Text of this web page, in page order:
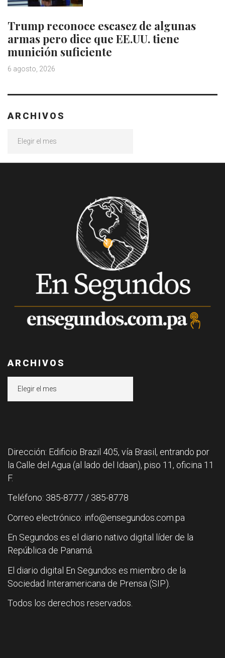
Trump reconoce escasez de algunas
armas pero dice que EE.UU. tiene
munición suficiente
6 agosto, 2026
ARCHIVOS
ARCHIVOS
Dirección: Edificio Brazil 405, vía Brasil, entrando por
la Calle del Agua (al lado del Idaan), piso 11, oficina 11
F.
Teléfono: 385-8777 / 385-8778
Correo electrónico: info@ensegundos.com.pa
En Segundos es el diario nativo digital líder de la
República de Panamá.
El diario digital En Segundos es miembro de la
Sociedad Interamericana de Prensa (SIP).
Todos los derechos reservados.